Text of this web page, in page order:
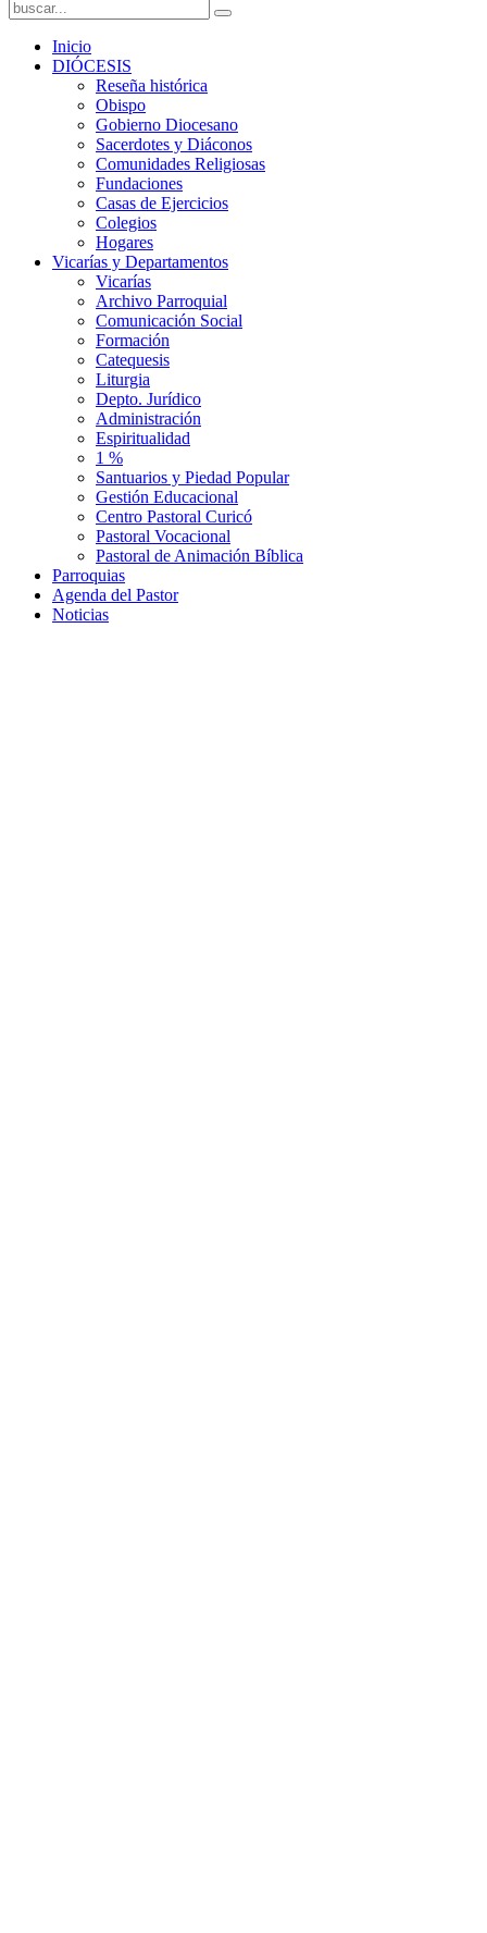
Inicio
DIÓCESIS
Reseña histórica
Obispo
Gobierno Diocesano
Sacerdotes y Diáconos
Comunidades Religiosas
Fundaciones
Casas de Ejercicios
Colegios
Hogares
Vicarías y Departamentos
Vicarías
Archivo Parroquial
Comunicación Social
Formación
Catequesis
Liturgia
Depto. Jurídico
Administración
Espiritualidad
1 %
Santuarios y Piedad Popular
Gestión Educacional
Centro Pastoral Curicó
Pastoral Vocacional
Pastoral de Animación Bíblica
Parroquias
Agenda del Pastor
Noticias